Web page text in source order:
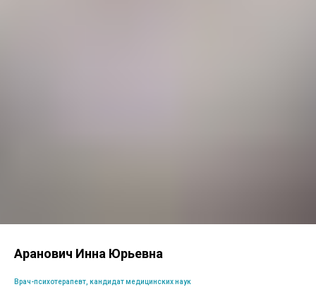
Аранович Инна Юрьевна
Врач-психотерапевт, кандидат медицинских наук